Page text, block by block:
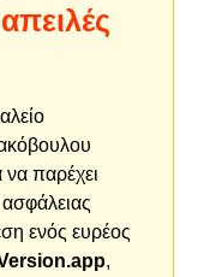
να παρέχει
ενός ευρέος
,